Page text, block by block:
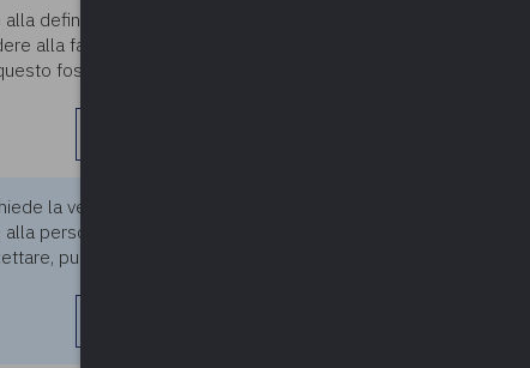
definizione di una quota
alla famiglia
fosse inserito nel
la vendita o la
persona di coprire
può l'ente rifiutare la